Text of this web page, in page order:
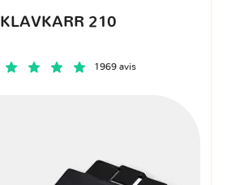
KLAVKARR 210
1969 avis